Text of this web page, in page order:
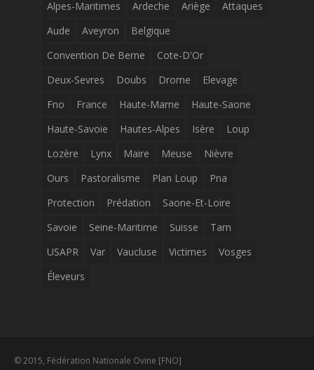
Alpes-Maritimes
Ardeche Ariège
Attaques
Aude
Aveyron
Belgique
Convention De Berne
Cote-D'Or
Deux-Sevres
Doubs Drome
Elevage
Fno
France Haute-Marne
Haute-Saone
Haute-Savoie
Hautes-Alpes Isère
Loup
Lozère
Lynx Maire Meuse
Nièvre
Ours
Pastoralisme Plan Loup
Pna
Protection
Prédation
Saone-Et-Loire
Savoie
Seine-Maritime Suisse
Tarn
USAPR
Var Vaucluse Victimes
Vosges
Éleveurs
© 2015, Fédération Nationale Ovine [FNO]